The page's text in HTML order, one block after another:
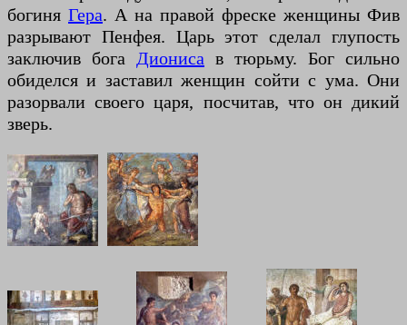
богиня Гера. А на правой фреске женщины Фив
разрывают Пенфея. Царь этот сделал глупость
заключив бога Диониса в тюрьму. Бог сильно
обиделся и заставил женщин сойти с ума. Они
разорвали своего царя, посчитав, что он дикий
зверь.